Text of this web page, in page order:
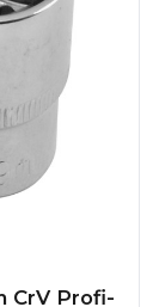
CrV Profi-